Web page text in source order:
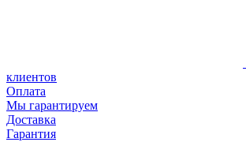
клиентов
Оплата
Мы гарантируем
Доставка
Гарантия